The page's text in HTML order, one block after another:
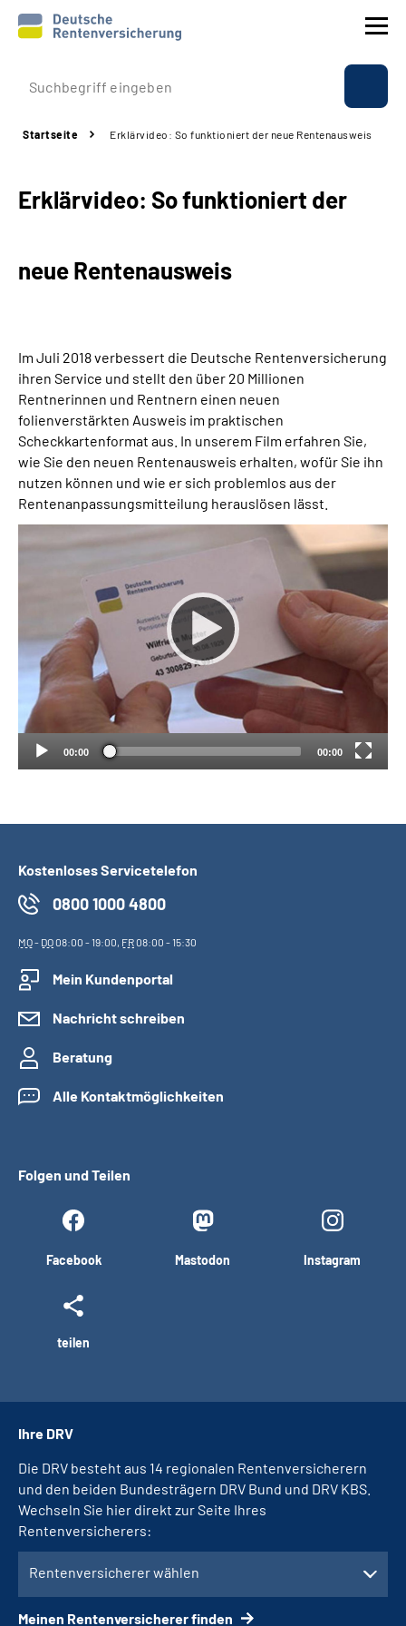
Prävention
Rente
Über uns & Presse
Online-Services
Suche
Language
Inhalte in Gebärdensprache (DGS)
Leichte Sprache
Mein Kundenportal
Startseite Erklärvideo: So funktioniert der neue Rentenausweis
Erklärvideo: So funktioniert der
neue Rentenausweis
Im Juli 2018 verbessert die Deutsche Rentenversicherung
ihren Service und stellt den über 20 Millionen
Rentnerinnen und Rentnern einen neuen
folienverstärkten Ausweis im praktischen
Scheckkartenformat aus. In unserem Film erfahren Sie,
wie Sie den neuen Rentenausweis erhalten, wofür Sie ihn
nutzen können und wie er sich problemlos aus der
Rentenanpassungsmitteilung herauslösen lässt.
00:00 00:00
Kostenloses Servicetelefon
0800 1000 4800
MO- DO08:00 - 19:00, FR08:00 - 15:30
Mein Kundenportal
Nachricht schreiben
Beratung
Alle Kontaktmöglichkeiten
Folgen und Teilen
Facebook Mastodon Instagram
teilen
Ihre DRV
Die DRV besteht aus 14 regionalen Rentenversicherern
und den beiden Bundesträgern DRV Bund und DRV KBS.
Wechseln Sie hier direkt zur Seite Ihres
Rentenversicherers:
Rentenversicherer wählen
Meinen Rentenversicherer finden